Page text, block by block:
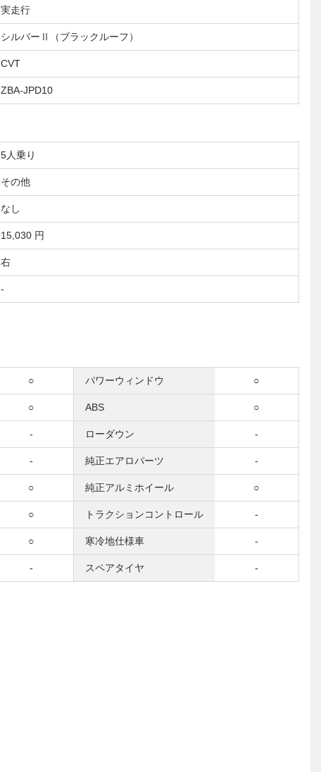
実走行
シルバーⅡ（ブラックルーフ）
CVT
ZBA-JPD10
5人乗り
その他
なし
15,030 円
右
-
○ パワーウィンドウ ○
○ ABS ○
- ローダウン -
- 純正エアロパーツ -
○ 純正アルミホイール ○
○ トラクションコントロール -
○ 寒冷地仕様車 -
- スペアタイヤ -